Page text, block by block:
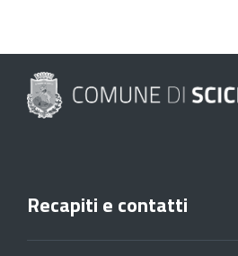
Recapiti e contatti